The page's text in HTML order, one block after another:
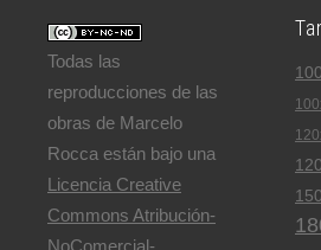
Todas las
reproducciones de las
obras de Marcelo
Rocca están bajo una
Licencia Creative
Commons Atribución-
NoComercial-